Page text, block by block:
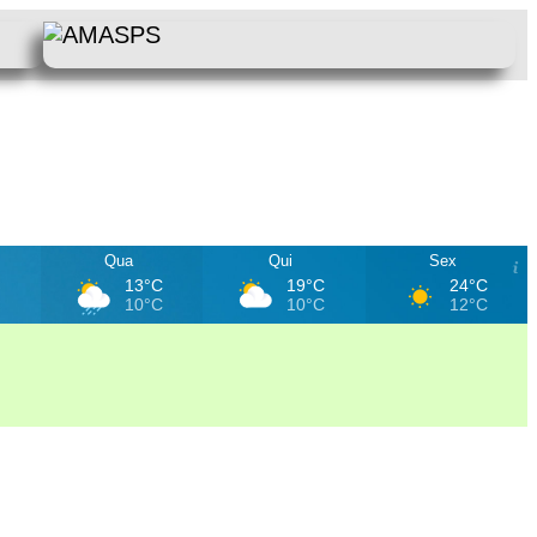
Qua
13°C
10°C
Qui
19°C
10°C
Sex
24°C
12°C